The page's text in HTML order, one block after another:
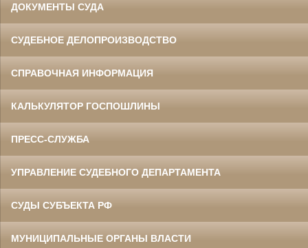
ДОКУМЕНТЫ СУДА
СУДЕБНОЕ ДЕЛОПРОИЗВОДСТВО
СПРАВОЧНАЯ ИНФОРМАЦИЯ
КАЛЬКУЛЯТОР ГОСПОШЛИНЫ
ПРЕСС-СЛУЖБА
УПРАВЛЕНИЕ СУДЕБНОГО ДЕПАРТАМЕНТА
СУДЫ СУБЪЕКТА РФ
МУНИЦИПАЛЬНЫЕ ОРГАНЫ ВЛАСТИ